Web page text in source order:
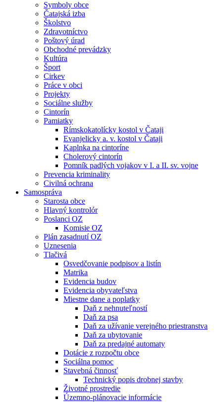
Symboly obce
Čatajská izba
Školstvo
Zdravotníctvo
Poštový úrad
Obchodné prevádzky
Kultúra
Šport
Cirkev
Práce v obci
Projekty
Sociálne služby
Cintorín
Pamiatky
Rímskokatolícky kostol v Čataji
Evanjelicky a. v. kostol v Čataji
Kaplnka na cintoríne
Cholerový cintorín
Pomník padlých vojakov v I. a II. sv. vojne
Prevencia kriminality
Civilná ochrana
Samospráva
Starosta obce
Hlavný kontrolór
Poslanci OZ
Komisie OZ
Plán zasadnutí OZ
Uznesenia
Tlačivá
Osvedčovanie podpisov a listín
Matrika
Evidencia budov
Evidencia obyvateľstva
Miestne dane a poplatky
Daň z nehnuteľností
Daň za psa
Daň za užívanie verejného priestranstva
Daň za ubytovanie
Daň za predajné automaty
Dotácie z rozpočtu obce
Sociálna pomoc
Stavebná činnosť
Technický popis drobnej stavby
Životné prostredie
Územno-plánovacie informácie